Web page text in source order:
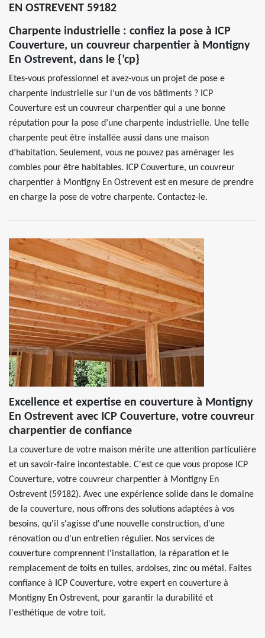
EN OSTREVENT 59182
Charpente industrielle : confiez la pose à ICP
Couverture, un couvreur charpentier à Montigny
En Ostrevent, dans le {’cp}
Etes-vous professionnel et avez-vous un projet de pose e
charpente industrielle sur l’un de vos bâtiments ? ICP
Couverture est un couvreur charpentier qui a une bonne
réputation pour la pose d’une charpente industrielle. Une telle
charpente peut être installée aussi dans une maison
d’habitation. Seulement, vous ne pouvez pas aménager les
combles pour être habitables. ICP Couverture, un couvreur
charpentier à Montigny En Ostrevent est en mesure de prendre
en charge la pose de votre charpente. Contactez-le.
Excellence et expertise en couverture à Montigny
En Ostrevent avec ICP Couverture, votre couvreur
charpentier de confiance
La couverture de votre maison mérite une attention particulière
et un savoir-faire incontestable. C'est ce que vous propose ICP
Couverture, votre couvreur charpentier à Montigny En
Ostrevent (59182). Avec une expérience solide dans le domaine
de la couverture, nous offrons des solutions adaptées à vos
besoins, qu'il s'agisse d'une nouvelle construction, d'une
rénovation ou d'un entretien régulier. Nos services de
couverture comprennent l'installation, la réparation et le
remplacement de toits en tuiles, ardoises, zinc ou métal. Faites
confiance à ICP Couverture, votre expert en couverture à
Montigny En Ostrevent, pour garantir la durabilité et
l'esthétique de votre toit.